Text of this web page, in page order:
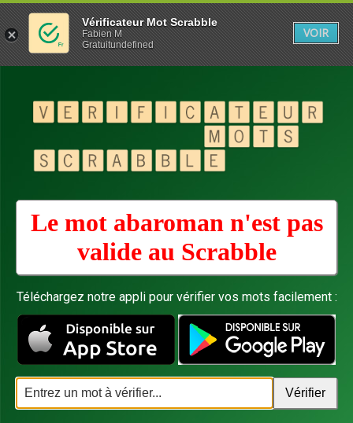
Le mot abaroman n'est pas
valide au Scrabble
Téléchargez notre appli pour vérifier vos mots facilement :
Vérificateur Mot Scrabble
Fabien M
Gratuitundefined
VOIR